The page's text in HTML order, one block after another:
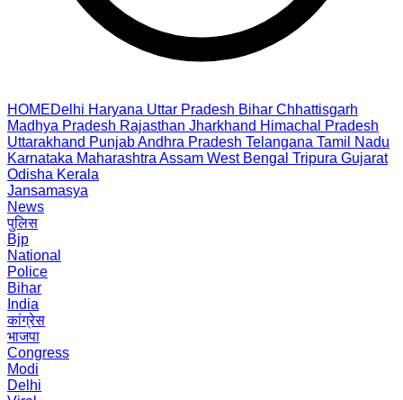
HOMEDelhi Haryana Uttar Pradesh Bihar Chhattisgarh
Madhya Pradesh Rajasthan Jharkhand Himachal Pradesh
Uttarakhand PunjabAndhra Pradesh Telangana Tamil Nadu
Karnataka Maharashtra Assam West Bengal Tripura Gujarat
Odisha Kerala
Jansamasya
News
पुलिस
Bjp
National
Police
Bihar
India
कांग्रेस
भाजपा
Congress
Modi
Delhi